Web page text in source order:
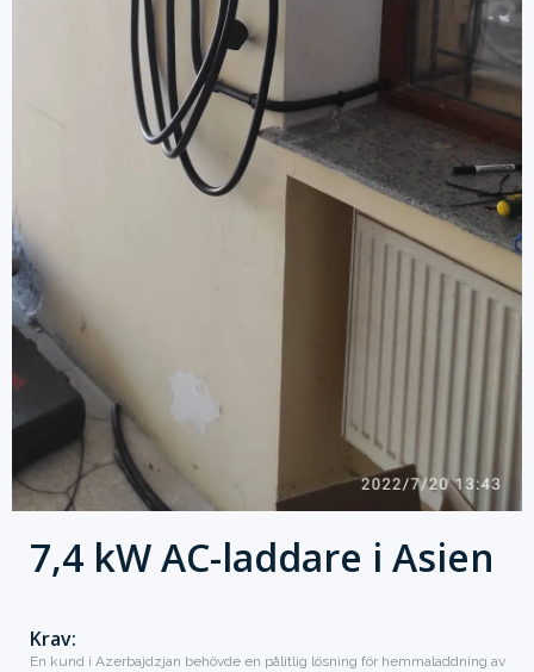
7,4 kW AC-laddare i Asien
Krav:
En kund i Azerbajdzjan behövde en pålitlig lösning för hemmaladdning av